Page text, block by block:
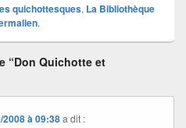
quichottesques, La Bibliothèque
.
“Don Quichotte et
2008 à 09:38 a dit :